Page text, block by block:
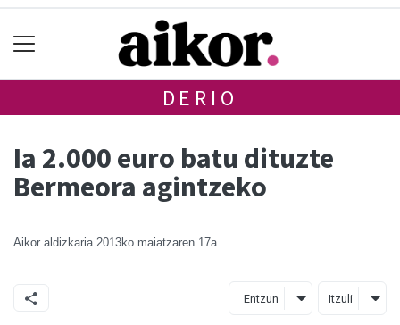
DERIO
Ia 2.000 euro batu dituzte
Bermeora agintzeko
Aikor aldizkaria 2013ko maiatzaren 17a
Entzun Itzuli